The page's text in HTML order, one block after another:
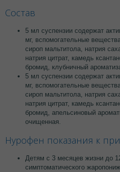
Состав
5 мл суспензии содержат
мг, вспомогательные
сироп мальтитола, натрия
натрия цитрат, камедь
бромид, клубничный
5 мл суспензии содержат
мг, вспомогательные
сироп мальтитола, натрия
натрия цитрат, камедь
бромид, апельсиновый
очищенная.
Нурофен показания к
Детям c 3 месяцев жизни до
симптоматического